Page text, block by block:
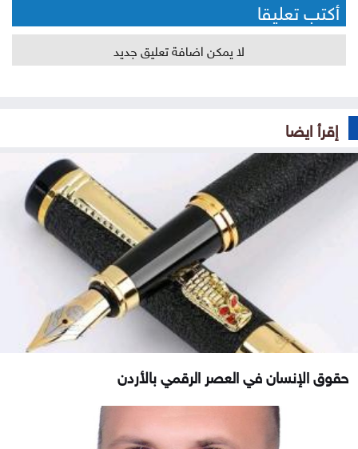
أكتب تعليقا
لا يمكن اضافة تعليق جديد
إقرأ ايضا
حقوق الإنسان في العصر الرقمي بالأردن